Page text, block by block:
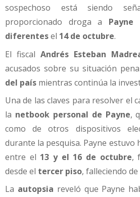
sospechoso está siendo
proporcionado droga a
diferentesel 14 de octubre.
El fiscal Andrés Esteban
acusados sobre su situación
del país mientras continúa la
Una de las claves para resolver el
la netbook personal de Payne,
como de otros dispositivos
durante la pesquisa. Payne estuvo
entre el 13 y el 16 de octubre,
desde el tercer piso, falleciendo
La autopsia reveló que Payne